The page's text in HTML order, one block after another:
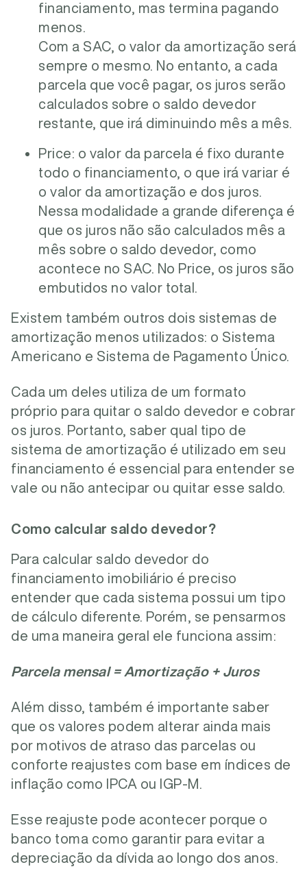
financiamento, mas termina pagando
menos.
Com a SAC, o valor da amortização será
sempre o mesmo. No entanto, a cada
parcela que você pagar, os juros serão
calculados sobre o saldo devedor
restante, que irá diminuindo mês a mês.
Price: o valor da parcela é fixo durante
todo o financiamento, o que irá variar é
o valor da amortização e dos juros.
Nessa modalidade a grande diferença é
que os juros não são calculados mês a
mês sobre o saldo devedor, como
acontece no SAC. No Price, os juros são
embutidos no valor total.
Existem também outros dois sistemas de
amortização menos utilizados: o Sistema
Americano e Sistema de Pagamento Único.
Cada um deles utiliza de um formato
próprio para quitar o saldo devedor e cobrar
os juros. Portanto, saber qual tipo de
sistema de amortização é utilizado em seu
financiamento é essencial para entender se
vale ou não antecipar ou quitar esse saldo.
Como calcular saldo devedor?
Para calcular saldo devedor do
financiamento imobiliário é preciso
entender que cada sistema possui um tipo
de cálculo diferente. Porém, se pensarmos
de uma maneira geral ele funciona assim:
Parcela mensal = Amortização + Juros
Além disso, também é importante saber
que os valores podem alterar ainda mais
por motivos de atraso das parcelas ou
conforte reajustes com base em índices de
inflação como IPCA ou IGP-M.
Esse reajuste pode acontecer porque o
banco toma como garantir para evitar a
depreciação da dívida ao longo dos anos.